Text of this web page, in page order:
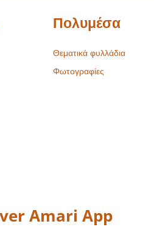
Πολυμέσα
Θεματικά φυλλάδια
Φωτογραφίες
Amari App